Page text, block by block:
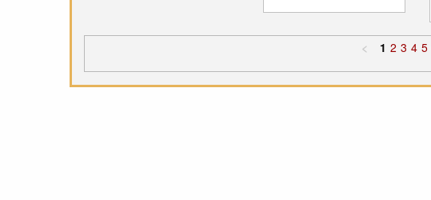
< 1 2 3 4 5